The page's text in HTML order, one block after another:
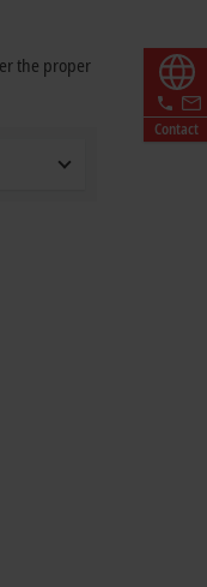
Contact
the proper